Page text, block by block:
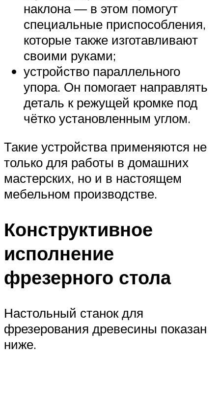
наклона — в этом помогут
специальные приспособления,
которые также изготавливают
своими руками;
устройство параллельного
упора. Он помогает направлять
деталь к режущей кромке под
чётко установленным углом.
Такие устройства применяются не
только для работы в домашних
мастерских, но и в настоящем
мебельном производстве.
Конструктивное
исполнение
фрезерного стола
Настольный станок для
фрезерования древесины показан
ниже.